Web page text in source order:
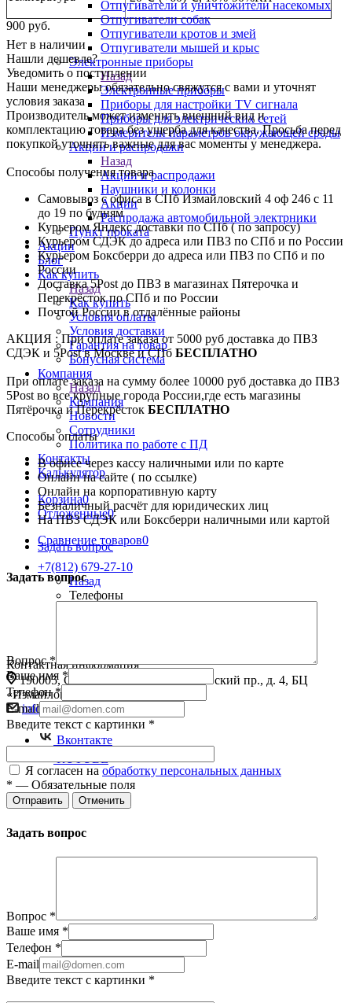
Отпугиватели и уничтожители насекомых
Отпугиватели собак
Отпугиватели кротов и змей
Отпугиватели мышей и крыс
Электронные приборы
Назад
Электронные приборы
Приборы для настройки TV сигнала
Приборы для электрических сетей
Измерители параметров окружающей среды
Акции и распродажи
Назад
Акции и распродажи
Наушники и колонки
Акции
Распродажа автомобильной электрники
Пункт проката
Акции
Блог
Как купить
Назад
Как купить
Условия оплаты
Условия доставки
Гарантия на товар
Бонусная система
Компания
Назад
Компания
Новости
Сотрудники
Политика по работе с ПД
Контакты
Калькулятор
Корзина0
Отложенные0
Сравнение товаров0
+7(812) 679-27-10
Назад
Телефоны
Контактная информация
190005, Санкт-Петербург, Измайловский пр., д. 4, БЦ
«Измайловский», офис 246
info@avttech.ru
Вконтакте
RUTUBE
900 руб.
Нет в наличии
Нашли дешевле?
Уведомить о поступлении
Наши менеджеры обязательно свяжутся с вами и уточнят
условия заказа
Производитель может изменить внешний вид и
комплектацию товара без ущерба для качества. Просьба перед
покупкой уточнять важные для вас моменты у менеджера.
Способы получения товара
Самовывоз с офиса в СПб Измайловский 4 оф 246 с 11
до 19 по будням
Курьером Яндекс доставки по СПб ( по запросу)
Курьером СДЭК до адреса или ПВЗ по СПб и по России
Курьером Боксберри до адреса или ПВЗ по СПб и по
России
Доставка 5Post до ПВЗ в магазинах Пятерочка и
Перекрёсток по СПб и по России
Почтой России в отдалённые районы
АКЦИЯ : При оплате заказа от 5000 руб доставка до ПВЗ
СДЭК и 5Post в Москве и СПб БЕСПЛАТНО
При оплате заказа на сумму более 10000 руб доставка до ПВЗ
5Post во все крупные города России,где есть магазины
Пятёрочка и Перекрёсток БЕСПЛАТНО
Способы оплаты
В офисе через кассу наличными или по карте
Онлайн на сайте ( по ссылке)
Онлайн на корпоративную карту
Безналичный расчёт для юридических лиц
На ПВЗ СДЭК или Боксберри наличными или картой
Задать вопрос
Задать вопрос
Вопрос*
Ваше имя *
Телефон*
E-mail
Введите текст с картинки *
Я согласен на обработку персональных данных
* — Обязательные поля
Отправить Отменить
Задать вопрос
Вопрос *
Ваше имя *
Телефон *
E-mail
Введите текст с картинки *